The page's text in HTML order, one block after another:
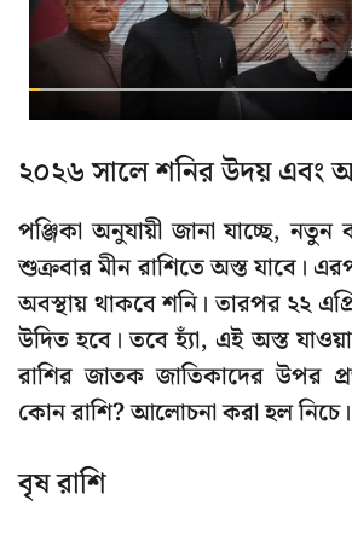
২০২৬ সালে শনির উদয় এবং
পঞ্জিকা অনুযায়ী জানা যাচ্ছে, নতুন
শুক্রবার মীন রাশিতে অস্ত যাবে।
অবস্থায় থাকবে শনি। তারপর ২২
উদিত হবে। তবে হ্যাঁ, এই অস্ত
রাশির জাতক জাতিকাদের উপর
কোন রাশি? আলোচনা করা হল নিচে।
বৃষ রাশি